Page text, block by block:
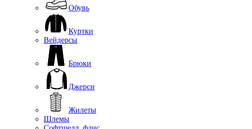
Обувь
Куртки
Вейдерсы
Брюки
Джерси
Жилеты
Шлемы